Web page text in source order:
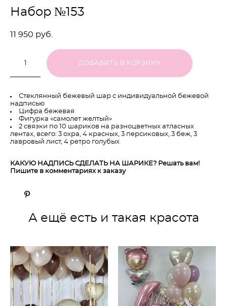
Набор №153
11 950 pуб.
ДОБАВИТЬ В КОРЗИНУ
Стеклянный бежевый шар с индивидуальной бежевой
надписью
Цифра бежевая
Фигурка «самолет желтый»
2 связки по 10 шариков на разноцветных атласных
лентах, всего: 3 охра, 4 красных, 3 персиковых, 3 беж, 3
лавровый лист, 4 ретро голубых
КАКУЮ НАДПИСЬ СДЕЛАТЬ НА ШАРИКЕ? Решать вам!
Пишите в комментариях к заказу
А ещё есть и такая красота